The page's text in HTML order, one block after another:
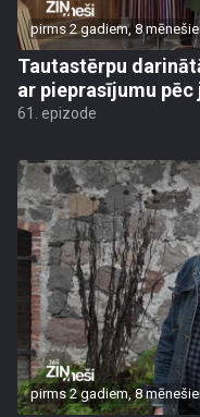
pirms 2 gadiem, 8
Tautastērpu
ar pieprasījumu
61. epizode
pirms 2 gadiem, 8